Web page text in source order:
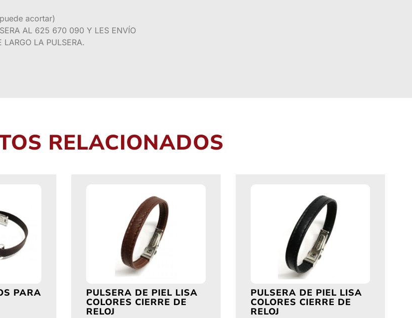
acortar)
AL 625 670 090 Y LES ENVÍO
LA PULSERA.
RELACIONADOS
PARA PULSERA DE PIEL LISA
COLORES CIERRE DE
RELOJ
PULSERA DE PIEL LISA
COLORES CIERRE DE
RELOJ